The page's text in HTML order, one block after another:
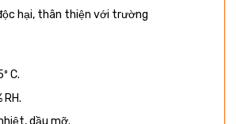
hại, thân thiện với trường
C.
dầu mỡ.